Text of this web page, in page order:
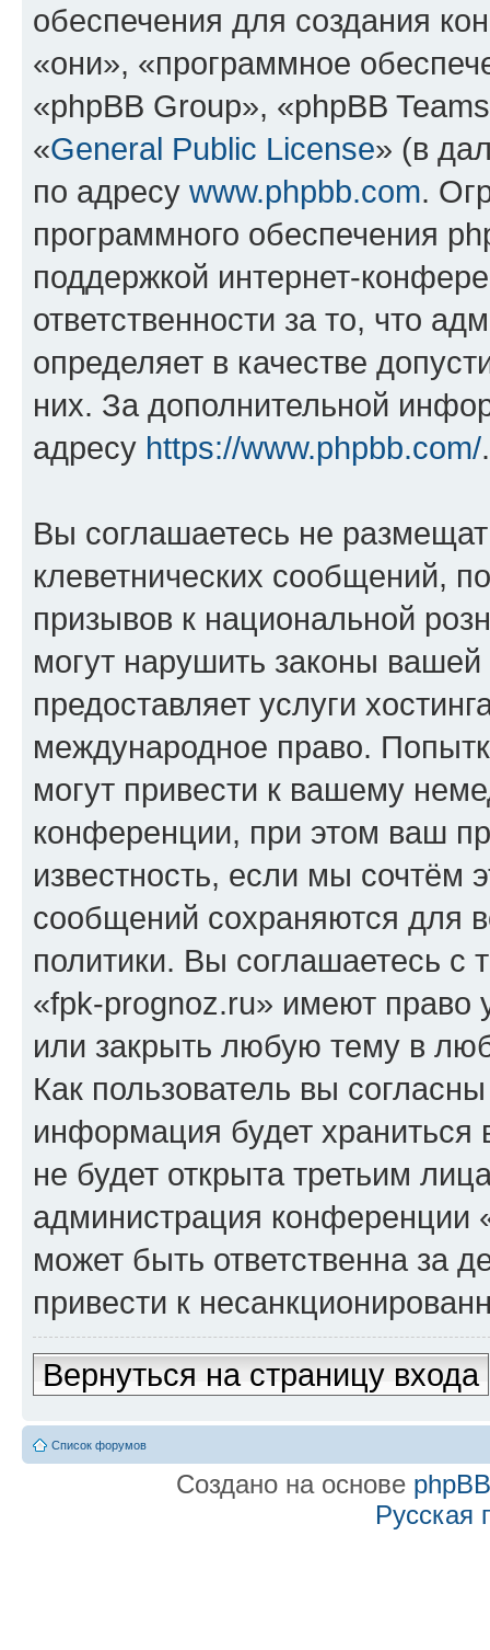
обеспечения для создания
«они», «программное
«phpBB Group», «phpBB
«General Public License» (в
по адресу www.phpbb.com.
программного обеспечения
поддержкой интернет-
ответственности за то, что
определяет в качестве
них. За дополнительной
адресу https://www.phpbb.com/.
Вы соглашаетесь не
клеветнических сообщений,
призывов к национальной
могут нарушить законы
предоставляет услуги
международное право.
могут привести к вашему
конференции, при этом ваш
известность, если мы сочтём
сообщений сохраняются для
политики. Вы соглашаетесь
«fpk-prognoz.ru» имеют право
или закрыть любую тему в
Как пользователь вы
информация будет
не будет открыта третьим
администрация конференции
может быть ответственна за
привести к
Вернуться на страницу входа
Список форумов
Создано на основе phpBB
Русская